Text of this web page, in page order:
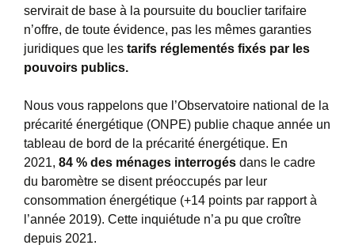
servirait de base à la poursuite du bouclier tarifaire
n’offre, de toute évidence, pas les mêmes garanties
juridiques que les tarifs réglementés fixés par les
pouvoirs publics.
Nous vous rappelons que l’Observatoire national de la
précarité énergétique (ONPE) publie chaque année un
tableau de bord de la précarité énergétique. En
2021, 84 % des ménages interrogés dans le cadre
du baromètre se disent préoccupés par leur
consommation énergétique (+14 points par rapport à
l’année 2019). Cette inquiétude n’a pu que croître
depuis 2021.